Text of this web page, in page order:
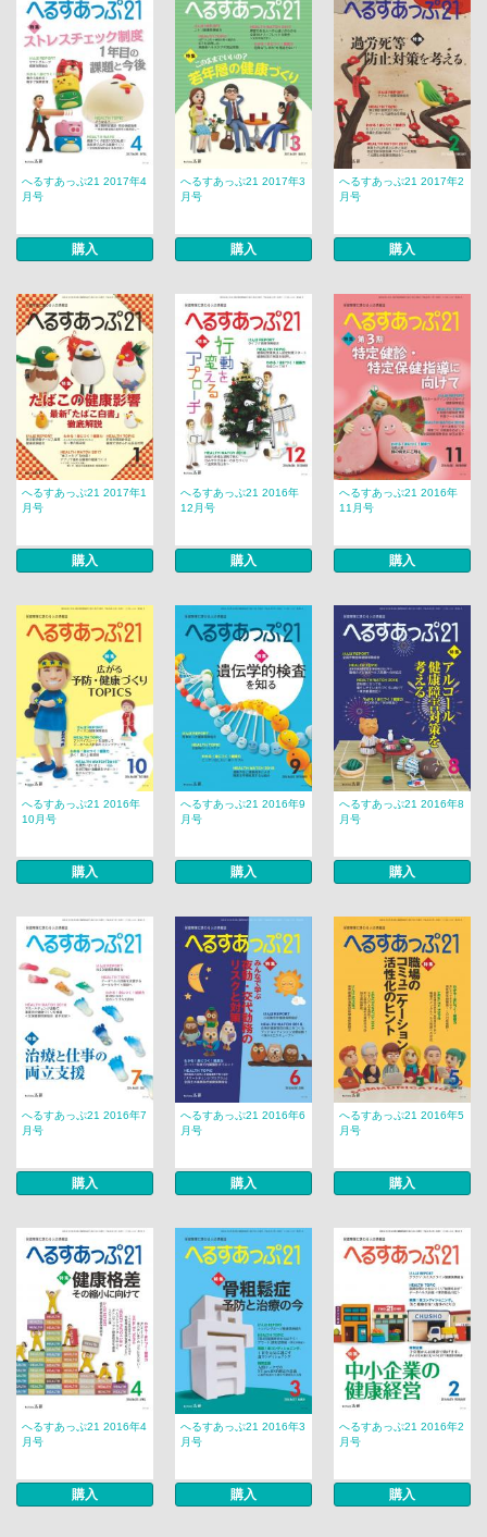
へるすあっぷ21 2017年4
月号
購入
へるすあっぷ21 2017年3
月号
購入
へるすあっぷ21 2017年2
月号
購入
へるすあっぷ21 2017年1
月号
購入
へるすあっぷ21 2016年
12月号
購入
へるすあっぷ21 2016年
11月号
購入
へるすあっぷ21 2016年
10月号
購入
へるすあっぷ21 2016年9
月号
購入
へるすあっぷ21 2016年8
月号
購入
へるすあっぷ21 2016年7
月号
購入
へるすあっぷ21 2016年6
月号
購入
へるすあっぷ21 2016年5
月号
購入
へるすあっぷ21 2016年4
月号
購入
へるすあっぷ21 2016年3
月号
購入
へるすあっぷ21 2016年2
月号
購入